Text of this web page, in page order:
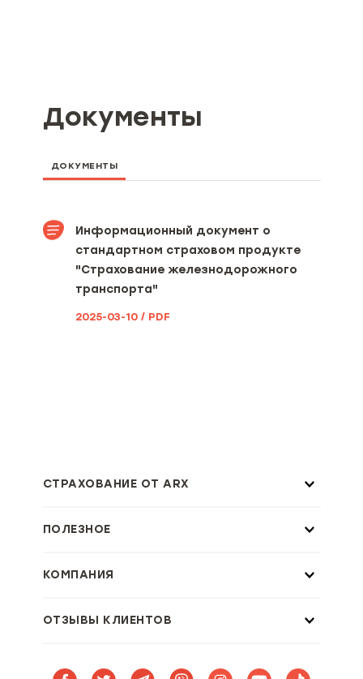
Документы
ДОКУМЕНТЫ
Информационный документ о
стандартном страховом продукте
"Страхование железнодорожного
транспорта"
2025-03-10 / PDF
СТРАХОВАНИЕ ОТ ARX
ПОЛЕЗНОЕ
КОМПАНИЯ
ОТЗЫВЫ КЛИЕНТОВ